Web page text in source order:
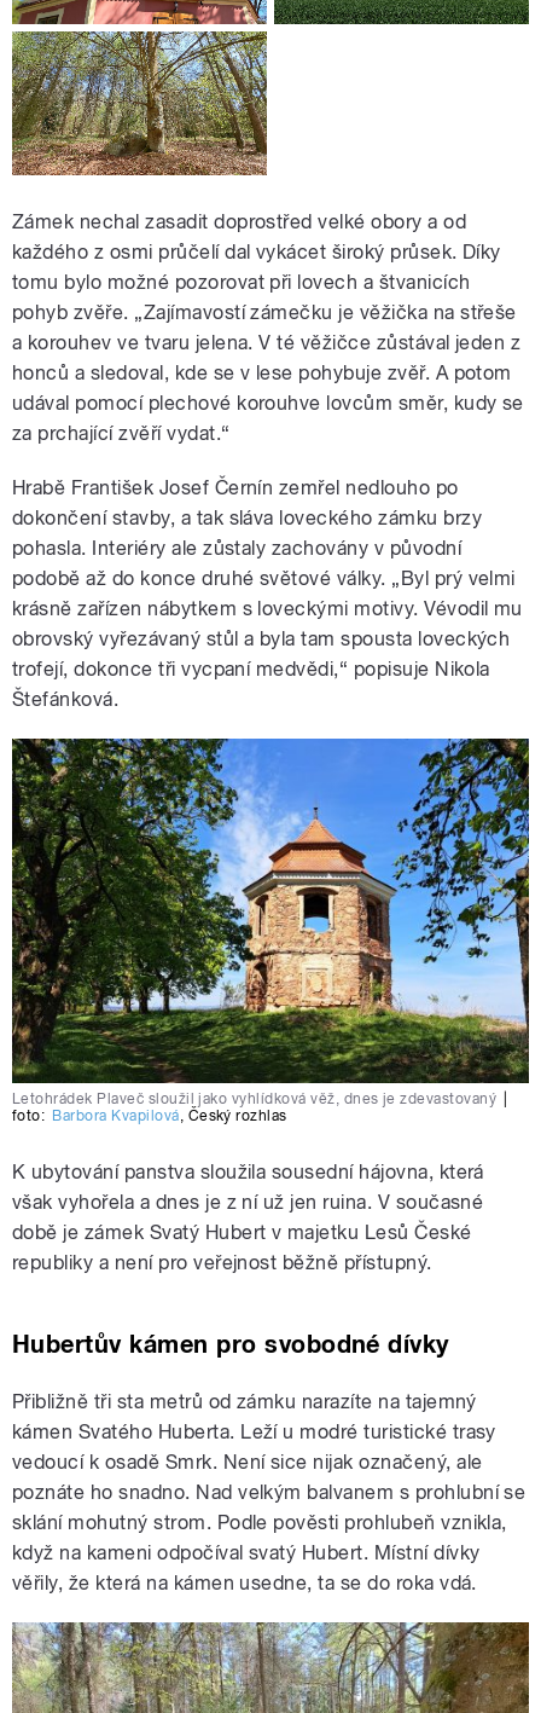
Zámek nechal zasadit doprostřed velké obory a od
každého z osmi průčelí dal vykácet široký průsek. Díky
tomu bylo možné pozorovat při lovech a štvanicích
pohyb zvěře. „Zajímavostí zámečku je věžička na střeše
a korouhev ve tvaru jelena. V té věžičce zůstával jeden z
honců a sledoval, kde se v lese pohybuje zvěř. A potom
udával pomocí plechové korouhve lovcům směr, kudy se
za prchající zvěří vydat.“
Hrabě František Josef Černín zemřel nedlouho po
dokončení stavby, a tak sláva loveckého zámku brzy
pohasla. Interiéry ale zůstaly zachovány v původní
podobě až do konce druhé světové války. „Byl prý velmi
krásně zařízen nábytkem s loveckými motivy. Vévodil mu
obrovský vyřezávaný stůl a byla tam spousta loveckých
trofejí, dokonce tři vycpaní medvědi,“ popisuje Nikola
Štefánková.
Letohrádek Plaveč sloužil jako vyhlídková věž, dnes je zdevastovaný
foto: Barbora Kvapilová, Český rozhlas
K ubytování panstva sloužila sousední hájovna, která
však vyhořela a dnes je z ní už jen ruina. V současné
době je zámek Svatý Hubert v majetku Lesů České
republiky a není pro veřejnost běžně přístupný.
Hubertův kámen pro svobodné dívky
Přibližně tři sta metrů od zámku narazíte na tajemný
kámen Svatého Huberta. Leží u modré turistické trasy
vedoucí k osadě Smrk. Není sice nijak označený, ale
poznáte ho snadno. Nad velkým balvanem s prohlubní se
sklání mohutný strom. Podle pověsti prohlubeň vznikla,
když na kameni odpočíval svatý Hubert. Místní dívky
věřily, že která na kámen usedne, ta se do roka vdá.